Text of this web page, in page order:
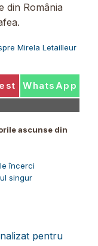
din România
Mirela Letailleur
Share
WhatsApp
ascunse din
încerci
singur
pentru